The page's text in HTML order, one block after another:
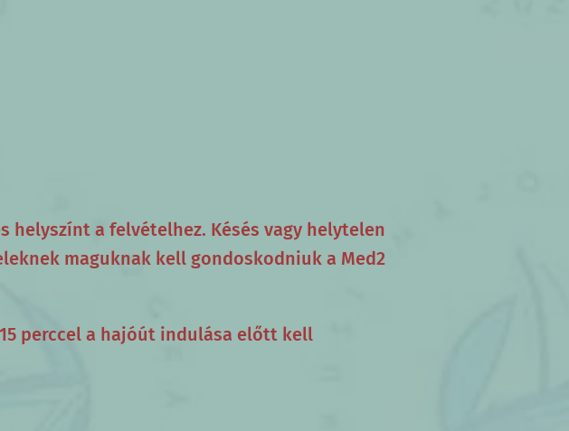
a felvételhez. Késés vagy helytelen
maguknak kell gondoskodniuk a Med2
perccel a hajóút indulása előtt kell